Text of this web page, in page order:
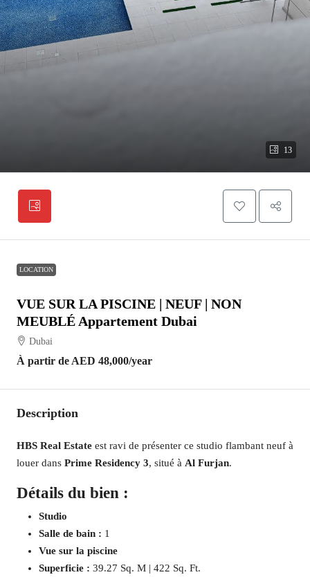
13
LOCATION
VUE SUR LA PISCINE | NEUF | NON
MEUBLÉ Appartement Dubai
Dubai
À partir de AED 48,000/year
Description
HBS Real Estate est ravi de présenter ce studio flambant neuf à
louer dans Prime Residency 3, situé à Al Furjan.
Détails du bien :
Studio
Salle de bain : 1
Vue sur la piscine
Superficie : 39.27 Sq. M | 422 Sq. Ft.